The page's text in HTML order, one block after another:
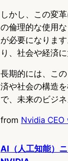
しかし、この変
の倫理的な使用
が必要になりま
り、社会や経済
長期的には、こ
済や社会の構造
で、未来のビジ
from Nvidia
AI（人工知能）